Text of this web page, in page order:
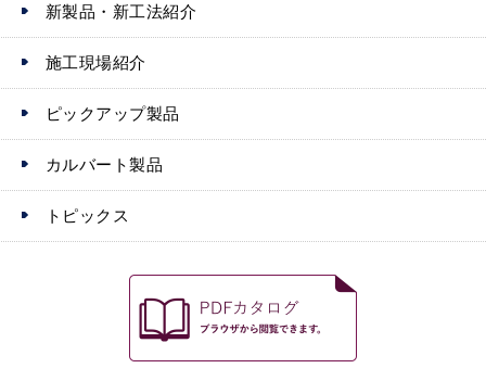
新製品・新工法紹介
施工現場紹介
ピックアップ製品
カルバート製品
トピックス